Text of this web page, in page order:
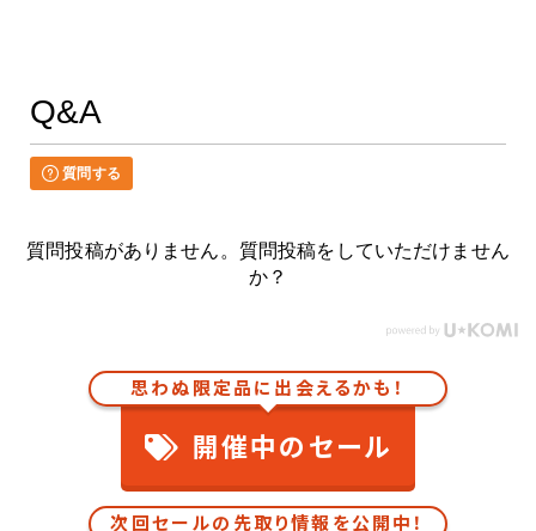
Q&A
質問する
質問投稿がありません。質問投稿をしていただけません
か？
思わぬ限定品に出会えるかも！
開催中のセール
次回セールの先取り情報を公開中！